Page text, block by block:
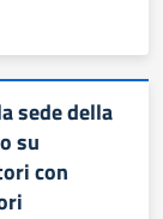
sede della
su
con